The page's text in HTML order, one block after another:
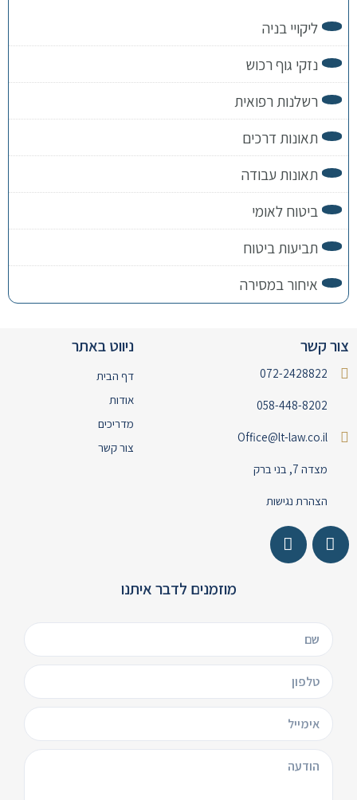
ליקויי בניה
נזקי גוף רכוש
רשלנות רפואית
תאונות דרכים
תאונות עבודה
ביטוח לאומי
תביעות ביטוח
איחור במסירה
צור קשר
072-2428822
058-448-8202
Office@lt-law.co.il
מצדה 7, בני ברק
הצהרת נגישות
ניווט באתר
דף הבית
אודות
מדריכים
צור קשר
מוזמנים לדבר איתנו